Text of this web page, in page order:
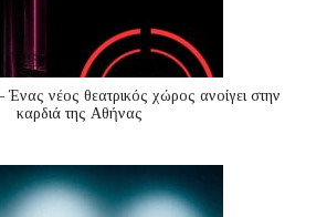
νέος θεατρικός χώρος ανοίγει στην
καρδιά της Αθήνας